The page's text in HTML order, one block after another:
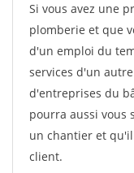
Si vous avez une
plomberie et que
d'un emploi du
services d'un
d'entreprises du
pourra aussi vous
un chantier et
client.